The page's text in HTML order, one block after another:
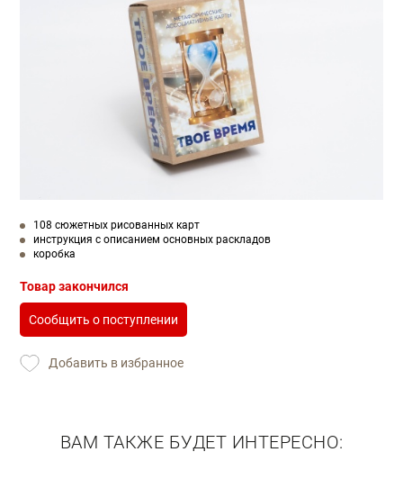
108 сюжетных рисованных карт
инструкция с описанием основных раскладов
коробка
Товар закончился
Сообщить о поступлении
Добавить в избранное
ВАМ ТАКЖЕ БУДЕТ ИНТЕРЕСНО: